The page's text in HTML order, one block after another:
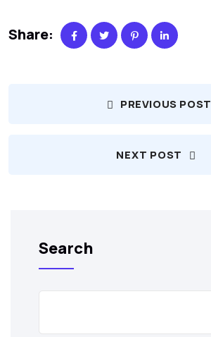
Share:
PREVIOUS POST
NEXT POST
Search